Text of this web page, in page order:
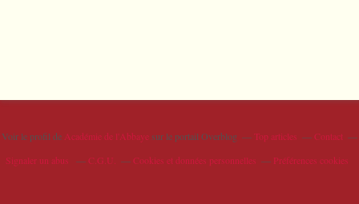
Voir le profil de Académie de l'Abbayesur le portail Overblog Top articles
Contact
Signaler un abus
C.G.U. Cookies et données personnelles Préférences cookies